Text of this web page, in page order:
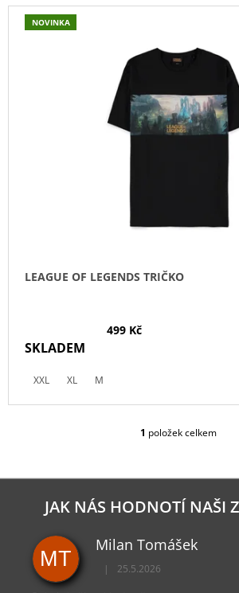
V NOVINKA
LEAGUE OF LEGENDS TRIČKO
499 Kč
SKLADEM
XXL XL M
O
Á
D
A
Í
1 položek celkem
JAK NÁS HODNOTÍ NAŠI
MT
Milan Tomášek
Hodnocení obchodu je 5 z 5
| 25.5.2026